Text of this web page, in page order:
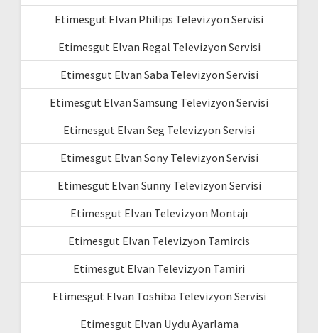
Etimesgut Elvan Philips Televizyon Servisi
Etimesgut Elvan Regal Televizyon Servisi
Etimesgut Elvan Saba Televizyon Servisi
Etimesgut Elvan Samsung Televizyon Servisi
Etimesgut Elvan Seg Televizyon Servisi
Etimesgut Elvan Sony Televizyon Servisi
Etimesgut Elvan Sunny Televizyon Servisi
Etimesgut Elvan Televizyon Montajı
Etimesgut Elvan Televizyon Tamircis
Etimesgut Elvan Televizyon Tamiri
Etimesgut Elvan Toshiba Televizyon Servisi
Etimesgut Elvan Uydu Ayarlama